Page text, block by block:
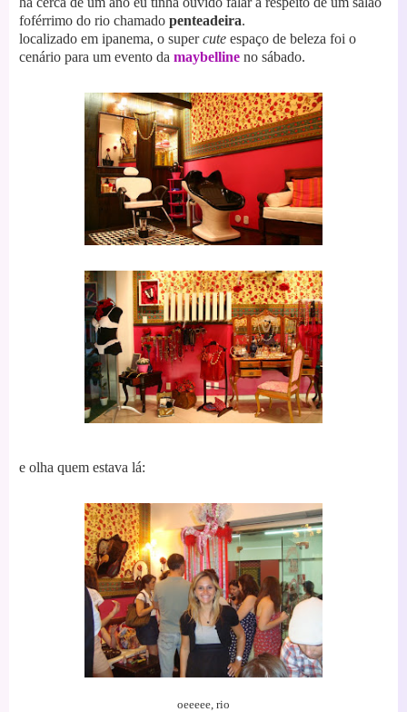
foférrimo do rio chamado penteadeira.
localizado em ipanema, o supercute espaço de beleza foi o
cenário para um evento da maybelline no sábado.
e olha quem estava lá:
oeeeee, rio